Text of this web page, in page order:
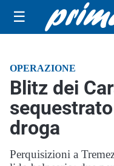
☰
OPERAZIONE
Blitz dei
droga
Perquisizioni a